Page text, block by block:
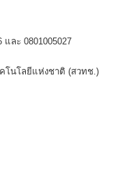
ละ 0801005027
โนโลยีแห่งชาติ (สวทช.)